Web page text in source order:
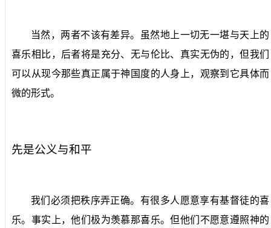
当然，两者不该有差异。虽然地上一切无一堪与天上的
喜乐相比，后者将是充分、无与伦比、真实无伪的，但我们
可以从现今那些真正属于神国度的人身上，观察到它具体而
微的形式。
先是公义与和平
我们必须把秩序弄正确。有很多人愿意享有基督徒的喜
乐。事实上，他们极为羡慕那喜乐。但他们不愿意遵照神的